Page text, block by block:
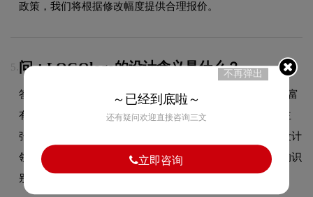
政策，我们将根据修改幅度提供合理报价。
5. 问：LOGOlogo的设计含义是什么？
答：LOGO品牌logo整体采用简约的设计风格，造型简洁而富
有内涵，每一个设计元素都承载着品牌的核心理念与价值主
张。标志通过精炼的视觉语言，向受众传递出品牌在商标设计
领域的专业形象与独特魅力，在众多同类品牌中具有较高的识
别度。
不再弹出
～已经到底啦～
还有疑问欢迎直接咨询三文
立即咨询